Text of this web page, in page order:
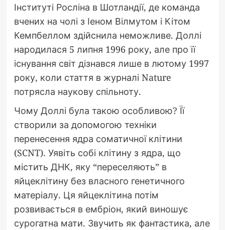
Інституті Росліна в Шотландії, де команда
вчених на чолі з Іеном Вілмутом і Кітом
Кемпбеллом здійснила неможливе. Доллі
народилася 5 липня 1996 року, але про її
існування світ дізнався лише в лютому 1997
року, коли стаття в журналі Nature
потрясла наукову спільноту.
Чому Доллі була такою особливою? Її
створили за допомогою техніки
перенесення ядра соматичної клітини
(SCNT). Уявіть собі клітину з ядра, що
містить ДНК, яку “переселяють” в
яйцеклітину без власного генетичного
матеріалу. Ця яйцеклітина потім
розвивається в ембріон, який виношує
сурогатна мати. Звучить як фантастика, але